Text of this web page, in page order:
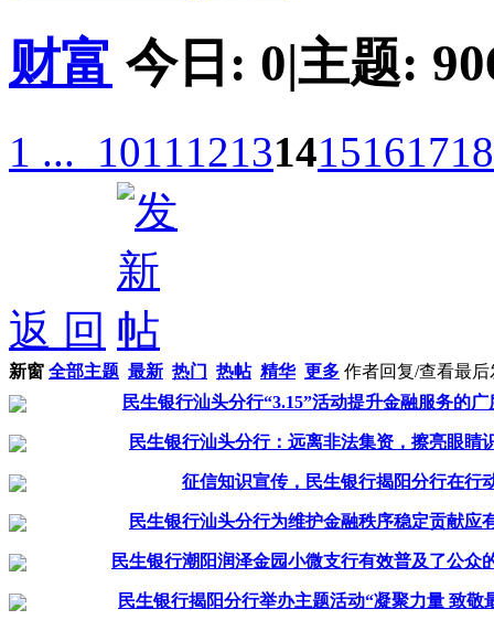
财富 今日: 0|主题:
1 ... 101112131415161718
返 回
新窗 全部主题 最新 热门 热帖 精华 更多 作者回复/查看最后
民生银行汕头分行“3.15”活动提升金融服务的
民生银行汕头分行：远离非法集资，擦亮眼睛
征信知识宣传，民生银行揭阳分行在行
民生银行汕头分行为维护金融秩序稳定贡献应
民生银行潮阳润泽金园小微支行有效普及了公众
民生银行揭阳分行举办主题活动“凝聚力量 致敬